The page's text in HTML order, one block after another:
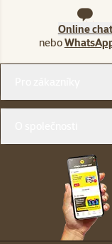
Online chat
nebo